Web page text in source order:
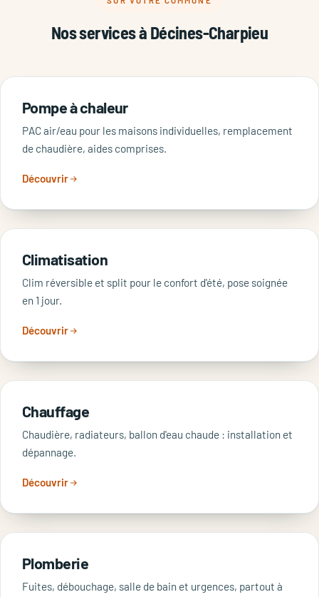
Nos services à Décines-Charpieu
Pompe à chaleur
PAC air/eau pour les maisons individuelles, remplacement
de chaudière, aides comprises.
Découvrir
Climatisation
Clim réversible et split pour le confort d'été, pose soignée
en 1 jour.
Découvrir
Chauffage
Chaudière, radiateurs, ballon d'eau chaude : installation et
dépannage.
Découvrir
Plomberie
Fuites, débouchage, salle de bain et urgences, partout à